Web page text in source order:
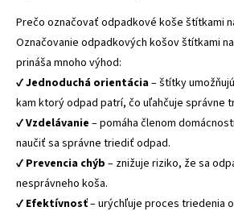
Prečo označovať odpadkové koše štítkami
Označovanie odpadkových košov štítkami
prináša mnoho výhod:
✔Jednoduchá orientácia– štítky
kam ktorý odpad patrí, čo uľahčuje správne
✔Vzdelávanie – pomáha členom
naučiť sa správne triediť odpad.
✔ Prevencia chýb – znižuje riziko, že sa
nesprávneho koša.
✔ Efektívnosť– urýchľuje proces triedenia